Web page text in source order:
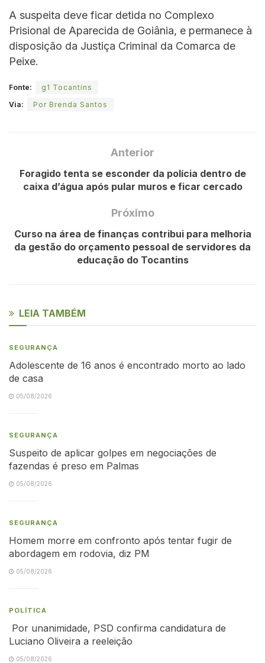
A suspeita deve ficar detida no Complexo
Prisional de Aparecida de Goiânia, e permanece à
disposição da Justiça Criminal da Comarca de
Peixe.
Fonte:
g1 Tocantins
Via:
Por Brenda Santos
Anterior
Foragido tenta se esconder da polícia dentro de
caixa d’água após pular muros e ficar cercado
Próximo
Curso na área de finanças contribui para melhoria
da gestão do orçamento pessoal de servidores da
educação do Tocantins
LEIA TAMBÉM
SEGURANÇA
Adolescente de 16 anos é encontrado morto ao lado
de casa
05/08/2026
SEGURANÇA
Suspeito de aplicar golpes em negociações de
fazendas é preso em Palmas
05/08/2026
SEGURANÇA
Homem morre em confronto após tentar fugir de
abordagem em rodovia, diz PM
05/08/2026
POLÍTICA
Por unanimidade, PSD confirma candidatura de
Luciano Oliveira a reeleição
05/08/2026